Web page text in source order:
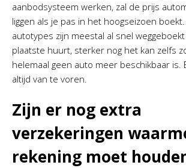
aanbodsysteem werken, zal de prijs
liggen als je pas in het hoogseizoen
autotypes zijn meestal al snel
plaatste huurt, sterker nog het kan zelfs
helemaal geen auto meer beschikbaar is.
altijd van te voren.
Zijn er nog extra
verzekeringen
rekening moet